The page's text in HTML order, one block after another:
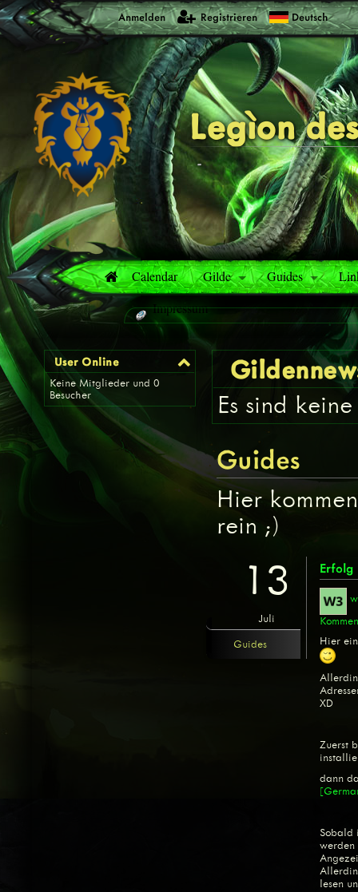
Anmelden Registrieren Deutsch
Legìon
-
Calendar Gilde Guides
Impressum
User Online
Keine Mitglieder und 0
Besucher
Es sind
Guides
Hier
rein ;)
13
Juli
Guides
Erfolg
Hier
XD
Zuerst
dann
lesen